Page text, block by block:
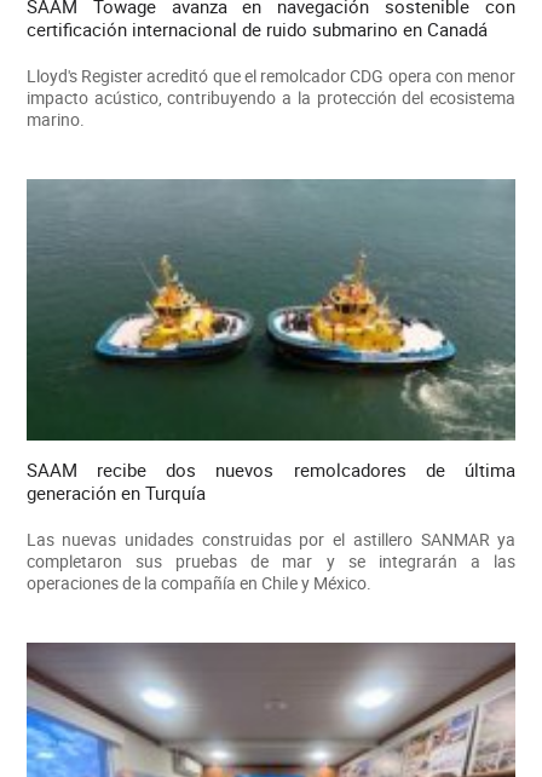
SAAM Towage avanza en navegación sostenible con
certificación internacional de ruido submarino en Canadá
Lloyd's Register acreditó que el remolcador CDG opera con menor
impacto acústico, contribuyendo a la protección del ecosistema
marino.
SAAM recibe dos nuevos remolcadores de última
generación en Turquía
Las nuevas unidades construidas por el astillero SANMAR ya
completaron sus pruebas de mar y se integrarán a las
operaciones de la compañía en Chile y México.